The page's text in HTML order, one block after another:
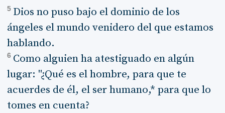
5 Dios no puso bajo el dominio de los
ángeles el mundo venidero del que estamos
hablando.
6 Como alguien ha atestiguado en algún
lugar: "¿Qué es el hombre, para que te
acuerdes de él, el ser humano,* para que lo
tomes en cuenta?